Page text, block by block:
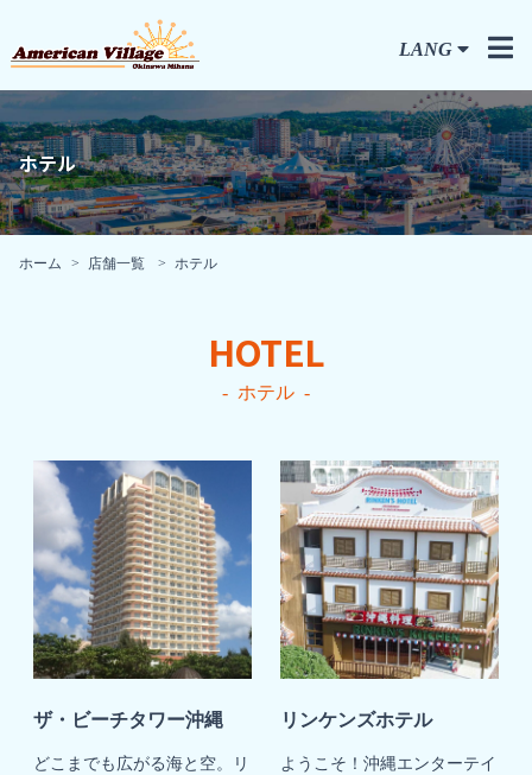
LANG
ホテル
ホーム 店舗一覧 ホテル
HOTEL
ホテル
ザ・ビーチタワー沖縄
どこまでも広がる海と空。リ
リンケンズホテル
ようこそ！沖縄エンターテイ